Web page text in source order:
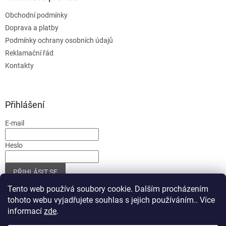
Tento web používá soubory cookie. Dalším procházením
tohoto webu vyjadřujete souhlas s jejich používáním.. Více
informací zde.
Obchodní podmínky
Doprava a platby
Podmínky ochrany osobních údajů
Reklamační řád
Kontakty
Přihlášení
E-mail
Heslo
PŘIHLÁSIT SE
Nová registraceZapomenuté heslo